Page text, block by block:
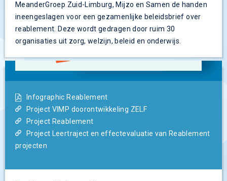
MeanderGroep Zuid-Limburg, Mijzo en Samen de handen
ineengeslagen voor een gezamenlijke beleidsbrief over
reablement. Deze wordt gedragen door ruim 30
organisaties uit zorg, welzijn, beleid en onderwijs.
Infographic Reablement
Project VIMP doorontwikkeling ZELF
Project Reablement
Project Leertraject en effectevaluatie van Reablement
projecten